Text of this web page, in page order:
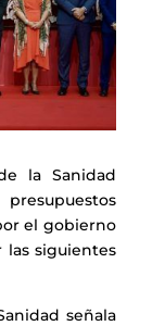
la Sanidad
el gobierno
las siguientes
señala